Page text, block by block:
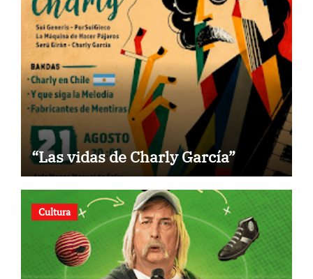
“Las vidas de Charly García”
Cultura